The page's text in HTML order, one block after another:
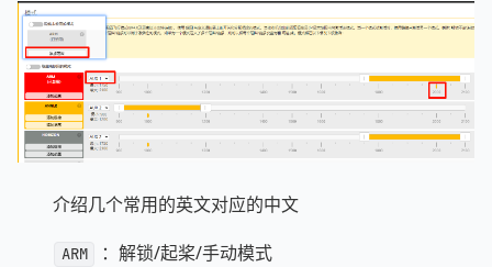
介绍几个常用的英文对应的中文
ARM ：解锁/起桨/手动模式